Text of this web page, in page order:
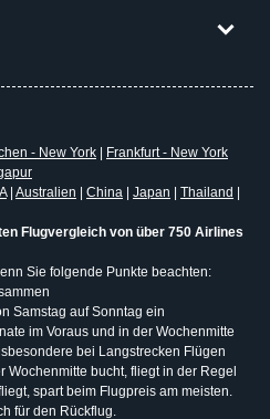
- New York
Frankfurt - New York
| Australien China Japan Thailand
Flugvergleich von über 750 Airlines
Sie folgende Punkte beachten:
Samstag auf Sonntag ein
im Voraus und in der Wochenmitte
bei Langstrecken Flügen
Wochenmitte bucht, fliegt in der Regel
spart beim Flugpreis am meisten.
für den Rückflug.